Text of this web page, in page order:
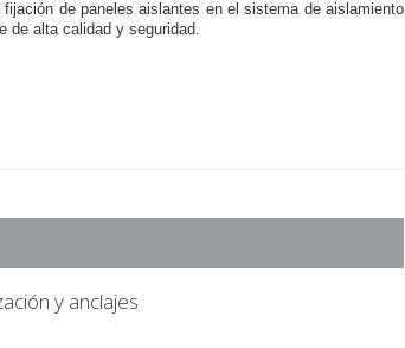
fijación de paneles aislantes en el sistema de aislamiento
de alta calidad y seguridad.
y anclajes